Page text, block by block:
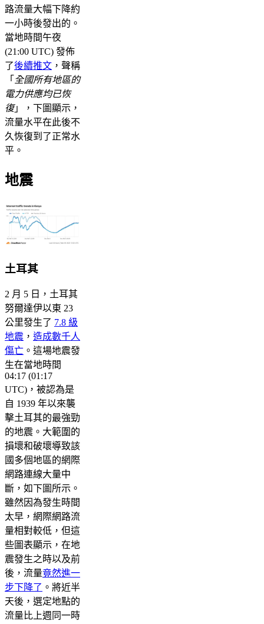
路流量大幅下降約
一小時後發出的。
當地時間午夜
(21:00 UTC) 發佈
了後續推文 ，聲稱
「 全國所有地區的
電力供應均已恢
復」，下圖顯示，
流量水平在此後不
久恢復到了正常水
平。
地震
土耳其
2 月 5 日，土耳其
努爾達伊以東 23
公里發生了 7.8 級
地震 ， 造成數千人
傷亡 。這場地震發
生在當地時間
04:17 (01:17
UTC)，被認為是
自 1939 年以來襲
擊土耳其的最強勁
的地震。大範圍的
損壞和破壞導致該
國多個地區的網際
網路連線大量中
斷，如下圖所示。
雖然因為發生時間
太早，網際網路流
量相對較低，但這
些圖表顯示，在地
震發生之時以及前
後，流量竟然進一
步下降了 。將近半
天後，選定地點的
流量比上週同一時